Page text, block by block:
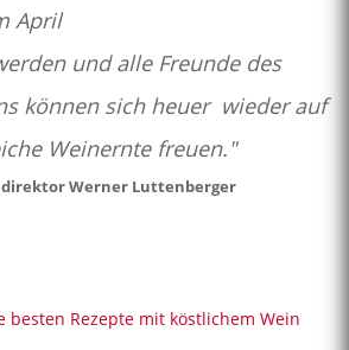
April
und alle Freunde des
können sich heuer wieder auf
Weinernte freuen."
Werner Luttenberger
besten Rezepte mit köstlichem Wein